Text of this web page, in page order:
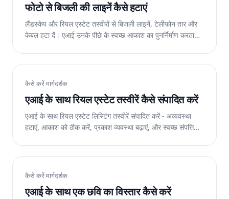
फोटो से बिजली की लाइनें कैसे हटाएं
लैंडस्केप और रियल एस्टेट तस्वीरों से बिजली लाइनें, टेलीफोन तार और
केबल हटा दें। एआई उनके पीछे के स्वच्छ आकाश का पुनर्निर्माण करता
कैसे करें मार्गदर्शक
एआई के साथ रियल एस्टेट तस्वीरें कैसे संपादित करें
एआई के साथ रियल एस्टेट लिस्टिंग तस्वीरें संपादित करें - अव्यवस्था
हटाएं, आकाश को ठीक करें, प्रकाश व्यवस्था बढ़ाएं, और स्वच्छ संपत्ति
कैसे करें मार्गदर्शक
एआई के साथ एक छवि का विस्तार कैसे करें